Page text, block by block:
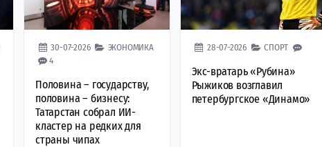
30-07-2026
ЭКОНОМИКА
4
Половина – государству,
половина – бизнесу:
Татарстан собрал ИИ-
кластер на редких для
страны чипах
28-07-2026 СПОРТ
Экс-вратарь «Рубина»
Рыжиков возглавил
петербургское «Динамо»